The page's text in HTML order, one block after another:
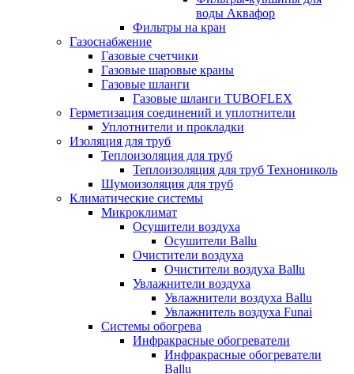
воды Аквафор
Фильтры на кран
Газоснабжение
Газовые счетчики
Газовые шаровые краны
Газовые шланги
Газовые шланги TUBOFLEX
Герметизация соединений и уплотнители
Уплотнители и прокладки
Изоляция для труб
Теплоизоляция для труб
Теплоизоляция для труб Технониколь
Шумоизоляция для труб
Климатические системы
Микроклимат
Осушители воздуха
Осушители Ballu
Очистители воздуха
Очистители воздуха Ballu
Увлажнители воздуха
Увлажнители воздуха Ballu
Увлажнитель воздуха Funai
Системы обогрева
Инфракрасные обогреватели
Инфракрасные обогреватели
Ballu